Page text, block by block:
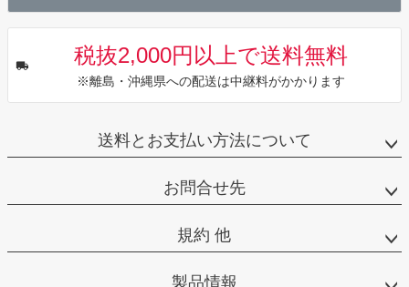
税抜2,000円以上で送料無料
※離島・沖縄県への配送は中継料がかかります
送料とお支払い方法について
お問合せ先
規約 他
製品情報